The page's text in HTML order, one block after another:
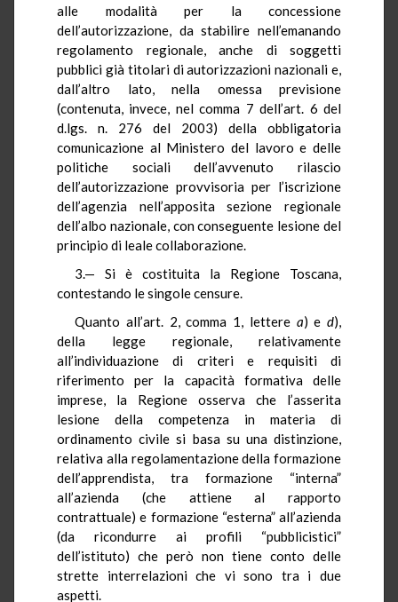
alle modalità per la concessione
dell’autorizzazione, da stabilire nell’emanando
regolamento regionale, anche di soggetti
pubblici già titolari di autorizzazioni nazionali e,
dall’altro lato, nella omessa previsione
(contenuta, invece, nel comma 7 dell’art. 6 del
d.lgs. n. 276 del 2003) della obbligatoria
comunicazione al Ministero del lavoro e delle
politiche sociali dell’avvenuto rilascio
dell’autorizzazione provvisoria per l’iscrizione
dell’agenzia nell’apposita sezione regionale
dell’albo nazionale, con conseguente lesione del
principio di leale collaborazione.
3.— Si è costituita la Regione Toscana,
contestando le singole censure.
Quanto all’art. 2, comma 1, lettere a) e d),
della legge regionale, relativamente
all’individuazione di criteri e requisiti di
riferimento per la capacità formativa delle
imprese, la Regione osserva che l’asserita
lesione della competenza in materia di
ordinamento civile si basa su una distinzione,
relativa alla regolamentazione della formazione
dell’apprendista, tra formazione “interna”
all’azienda (che attiene al rapporto
contrattuale) e formazione “esterna” all’azienda
(da ricondurre ai profili “pubblicistici”
dell’istituto) che però non tiene conto delle
strette interrelazioni che vi sono tra i due
aspetti.